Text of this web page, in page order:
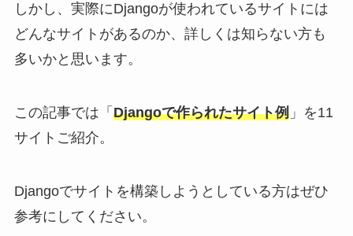
しかし、実際にDjangoが使われているサイトには
どんなサイトがあるのか、詳しくは知らない方も
多いかと思います。
この記事では「 Djangoで作られたサイト例」を11
サイトご紹介。
Djangoでサイトを構築しようとしている方はぜひ
参考にしてください。